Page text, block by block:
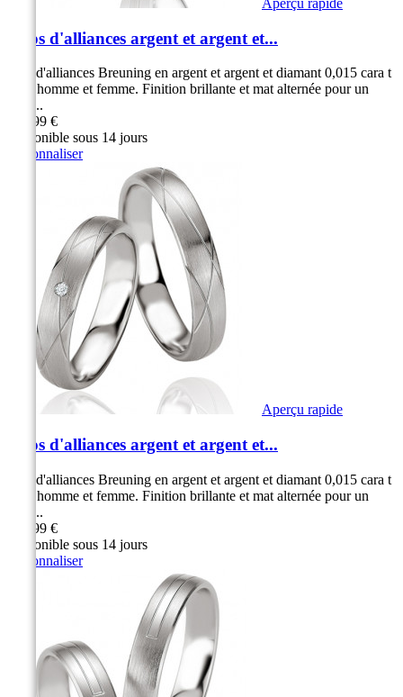
Duos d'alliances argent et argent et...
Duo d'alliances Breuning en argent et argent et diamant 0,015 cara t
pour homme et femme. Finition brillante et mat alternée pour un
effet...
269,99 €
Disponible sous 14 jours
Personnaliser
Aperçu rapide
Duos d'alliances argent et argent et...
Duo d'alliances Breuning en argent et argent et diamant 0,015 cara t
pour homme et femme. Finition brillante et mat alternée pour un
effet...
269,99 €
Disponible sous 14 jours
Personnaliser